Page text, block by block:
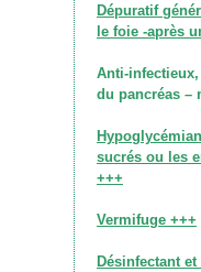
Dépuratif
le foie -après
Anti-
du pancréas –
sucrés ou les
+++
Vermifuge +++
Désinfectant